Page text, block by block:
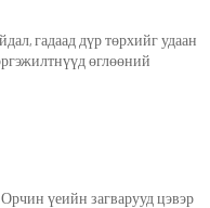
гадаад дүр төрхийг удаан
өглөөний
үеийн загварууд цэвэр